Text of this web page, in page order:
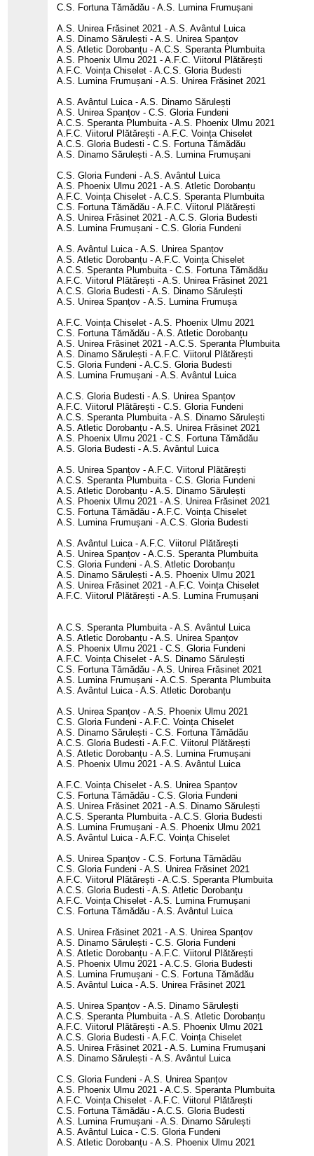
C.S. Fortuna Tămădău - A.S. Lumina Frumușani
A.S. Unirea Frăsinet 2021 - A.S. Avântul Luica
A.S. Dinamo Sărulești - A.S. Unirea Spanțov
A.S. Atletic Dorobanțu - A.C.S. Speranta Plumbuita
A.S. Phoenix Ulmu 2021 - A.F.C. Viitorul Plătărești
A.F.C. Voința Chiselet - A.C.S. Gloria Budesti
A.S. Lumina Frumușani - A.S. Unirea Frăsinet 2021
A.S. Avântul Luica - A.S. Dinamo Sărulești
A.S. Unirea Spanțov - C.S. Gloria Fundeni
A.C.S. Speranta Plumbuita - A.S. Phoenix Ulmu 2021
A.F.C. Viitorul Plătărești - A.F.C. Voința Chiselet
A.C.S. Gloria Budesti - C.S. Fortuna Tămădău
A.S. Dinamo Sărulești - A.S. Lumina Frumușani
C.S. Gloria Fundeni - A.S. Avântul Luica
A.S. Phoenix Ulmu 2021 - A.S. Atletic Dorobanțu
A.F.C. Voința Chiselet - A.C.S. Speranta Plumbuita
C.S. Fortuna Tămădău - A.F.C. Viitorul Plătărești
A.S. Unirea Frăsinet 2021 - A.C.S. Gloria Budesti
A.S. Lumina Frumușani - C.S. Gloria Fundeni
A.S. Avântul Luica - A.S. Unirea Spanțov
A.S. Atletic Dorobanțu - A.F.C. Voința Chiselet
A.C.S. Speranta Plumbuita - C.S. Fortuna Tămădău
A.F.C. Viitorul Plătărești - A.S. Unirea Frăsinet 2021
A.C.S. Gloria Budesti - A.S. Dinamo Sărulești
A.S. Unirea Spanțov - A.S. Lumina Frumușa
A.F.C. Voința Chiselet - A.S. Phoenix Ulmu 2021
C.S. Fortuna Tămădău - A.S. Atletic Dorobanțu
A.S. Unirea Frăsinet 2021 - A.C.S. Speranta Plumbuita
A.S. Dinamo Sărulești - A.F.C. Viitorul Plătărești
C.S. Gloria Fundeni - A.C.S. Gloria Budesti
A.S. Lumina Frumușani - A.S. Avântul Luica
A.C.S. Gloria Budesti - A.S. Unirea Spanțov
A.F.C. Viitorul Plătărești - C.S. Gloria Fundeni
A.C.S. Speranta Plumbuita - A.S. Dinamo Sărulești
A.S. Atletic Dorobanțu - A.S. Unirea Frăsinet 2021
A.S. Phoenix Ulmu 2021 - C.S. Fortuna Tămădău
A.S. Gloria Budesti - A.S. Avântul Luica
A.S. Unirea Spanțov - A.F.C. Viitorul Plătărești
A.C.S. Speranta Plumbuita - C.S. Gloria Fundeni
A.S. Atletic Dorobanțu - A.S. Dinamo Sărulești
A.S. Phoenix Ulmu 2021 - A.S. Unirea Frăsinet 2021
C.S. Fortuna Tămădău - A.F.C. Voința Chiselet
A.S. Lumina Frumușani - A.C.S. Gloria Budesti
A.S. Avântul Luica - A.F.C. Viitorul Plătărești
A.S. Unirea Spanțov - A.C.S. Speranta Plumbuita
C.S. Gloria Fundeni - A.S. Atletic Dorobanțu
A.S. Dinamo Sărulești - A.S. Phoenix Ulmu 2021
A.S. Unirea Frăsinet 2021 - A.F.C. Voința Chiselet
A.F.C. Viitorul Plătărești - A.S. Lumina Frumușani
A.C.S. Speranta Plumbuita - A.S. Avântul Luica
A.S. Atletic Dorobanțu - A.S. Unirea Spanțov
A.S. Phoenix Ulmu 2021 - C.S. Gloria Fundeni
A.F.C. Voința Chiselet - A.S. Dinamo Sărulești
C.S. Fortuna Tămădău - A.S. Unirea Frăsinet 2021
A.S. Lumina Frumușani - A.C.S. Speranta Plumbuita
A.S. Avântul Luica - A.S. Atletic Dorobanțu
A.S. Unirea Spanțov - A.S. Phoenix Ulmu 2021
C.S. Gloria Fundeni - A.F.C. Voința Chiselet
A.S. Dinamo Sărulești - C.S. Fortuna Tămădău
A.C.S. Gloria Budesti - A.F.C. Viitorul Plătărești
A.S. Atletic Dorobanțu - A.S. Lumina Frumușani
A.S. Phoenix Ulmu 2021 - A.S. Avântul Luica
A.F.C. Voința Chiselet - A.S. Unirea Spanțov
C.S. Fortuna Tămădău - C.S. Gloria Fundeni
A.S. Unirea Frăsinet 2021 - A.S. Dinamo Sărulești
A.C.S. Speranta Plumbuita - A.C.S. Gloria Budesti
A.S. Lumina Frumușani - A.S. Phoenix Ulmu 2021
A.S. Avântul Luica - A.F.C. Voința Chiselet
A.S. Unirea Spanțov - C.S. Fortuna Tămădău
C.S. Gloria Fundeni - A.S. Unirea Frăsinet 2021
A.F.C. Viitorul Plătărești - A.C.S. Speranta Plumbuita
A.C.S. Gloria Budesti - A.S. Atletic Dorobanțu
A.F.C. Voința Chiselet - A.S. Lumina Frumușani
C.S. Fortuna Tămădău - A.S. Avântul Luica
A.S. Unirea Frăsinet 2021 - A.S. Unirea Spanțov
A.S. Dinamo Sărulești - C.S. Gloria Fundeni
A.S. Atletic Dorobanțu - A.F.C. Viitorul Plătărești
A.S. Phoenix Ulmu 2021 - A.C.S. Gloria Budesti
A.S. Lumina Frumușani - C.S. Fortuna Tămădău
A.S. Avântul Luica - A.S. Unirea Frăsinet 2021
A.S. Unirea Spanțov - A.S. Dinamo Sărulești
A.C.S. Speranta Plumbuita - A.S. Atletic Dorobanțu
A.F.C. Viitorul Plătărești - A.S. Phoenix Ulmu 2021
A.C.S. Gloria Budesti - A.F.C. Voința Chiselet
A.S. Unirea Frăsinet 2021 - A.S. Lumina Frumușani
A.S. Dinamo Sărulești - A.S. Avântul Luica
C.S. Gloria Fundeni - A.S. Unirea Spanțov
A.S. Phoenix Ulmu 2021 - A.C.S. Speranta Plumbuita
A.F.C. Voința Chiselet - A.F.C. Viitorul Plătărești
C.S. Fortuna Tămădău - A.C.S. Gloria Budesti
A.S. Lumina Frumușani - A.S. Dinamo Sărulești
A.S. Avântul Luica - C.S. Gloria Fundeni
A.S. Atletic Dorobanțu - A.S. Phoenix Ulmu 2021